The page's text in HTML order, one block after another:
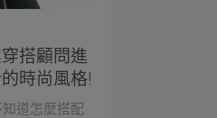
搭顧問進
時尚風格!
道怎麼搭配